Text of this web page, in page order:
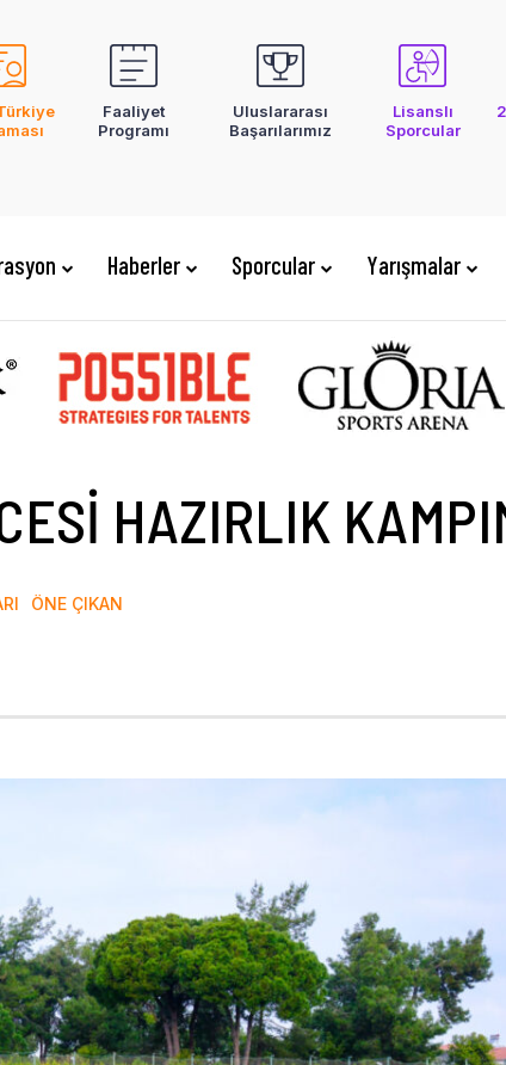
Faaliyet
Programı
Uluslararası
Başarılarımız
Lisanslı
Sporcular
Haberler Sporcular Yarışmalar
HAZIRLIK
ÖNE ÇIKAN